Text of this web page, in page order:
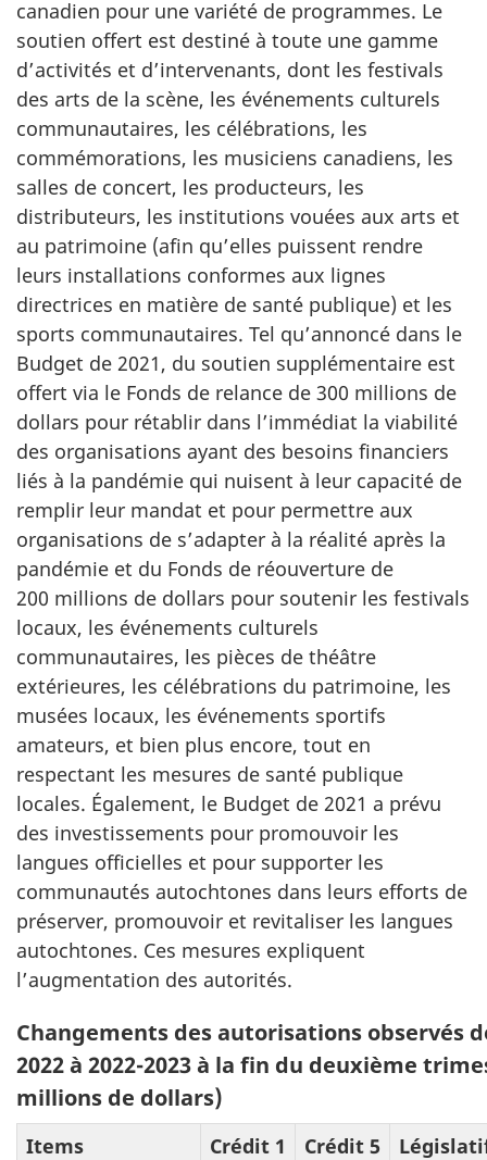
canadien pour une variété de programmes. Le
soutien offert est destiné à toute une gamme
d’activités et d’intervenants, dont les festivals
des arts de la scène, les événements culturels
communautaires, les célébrations, les
commémorations, les musiciens canadiens, les
salles de concert, les producteurs, les
distributeurs, les institutions vouées aux arts et
au patrimoine (afin qu’elles puissent rendre
leurs installations conformes aux lignes
directrices en matière de santé publique) et les
sports communautaires. Tel qu’annoncé dans le
Budget de 2021, du soutien supplémentaire est
offert via le Fonds de relance de 300 millions de
dollars pour rétablir dans l’immédiat la viabilité
des organisations ayant des besoins financiers
liés à la pandémie qui nuisent à leur capacité de
remplir leur mandat et pour permettre aux
organisations de s’adapter à la réalité après la
pandémie et du Fonds de réouverture de
200 millions de dollars pour soutenir les festivals
locaux, les événements culturels
communautaires, les pièces de théâtre
extérieures, les célébrations du patrimoine, les
musées locaux, les événements sportifs
amateurs, et bien plus encore, tout en
respectant les mesures de santé publique
locales. Également, le Budget de 2021 a prévu
des investissements pour promouvoir les
langues officielles et pour supporter les
communautés autochtones dans leurs efforts de
préserver, promouvoir et revitaliser les langues
autochtones. Ces mesures expliquent
l’augmentation des autorités.
Changements des autorisations observés
2022 à 2022-2023 à la fin du deuxième
millions de dollars)
Items Crédit 1 Crédit 5